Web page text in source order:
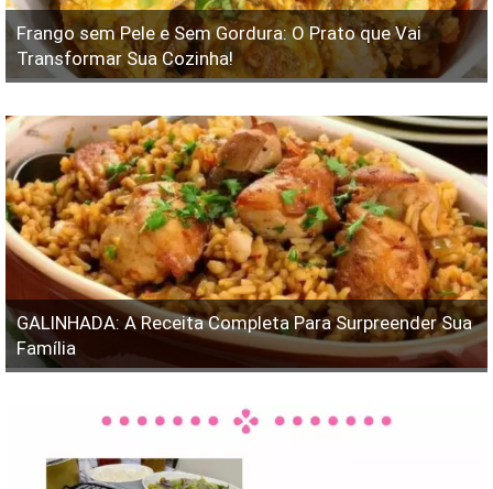
Frango sem Pele e Sem Gordura: O Prato que Vai
Transformar Sua Cozinha!
GALINHADA: A Receita Completa Para Surpreender Sua
Família